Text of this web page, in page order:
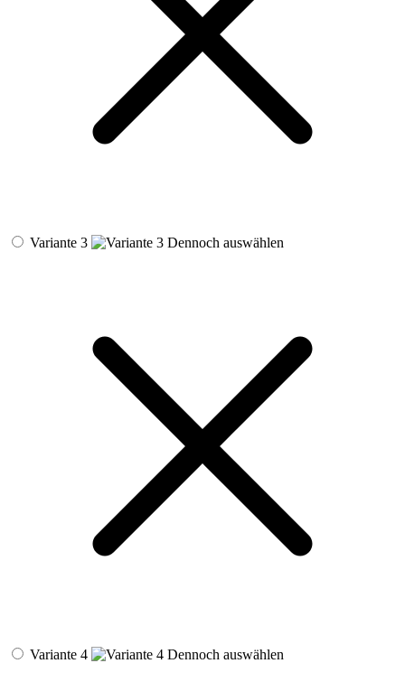
Variante 3 Dennoch auswählen
Variante 4 Dennoch auswählen